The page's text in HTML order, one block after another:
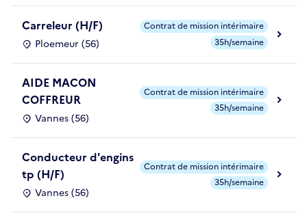
Carreleur (H/F)
Ploemeur (56)
Contrat de mission intérimaire
35h/semaine
AIDE MACON
COFFREUR
Vannes (56)
Contrat de mission intérimaire
35h/semaine
Conducteur d'engins
tp (H/F)
Vannes (56)
Contrat de mission intérimaire
35h/semaine